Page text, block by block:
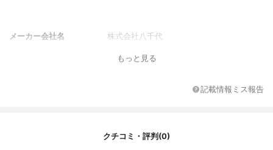
メーカー会社名 株式会社八千代
もっと見る
記載情報ミス報告
クチコミ・評判(0)